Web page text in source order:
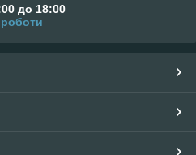
до 18:00